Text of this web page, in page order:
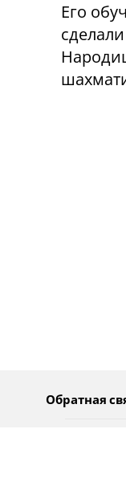
Его
Обратная